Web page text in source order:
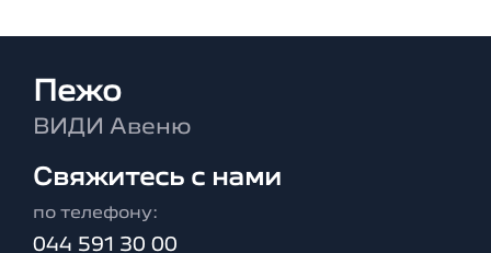
Пежо
ВИДИ Авеню
Свяжитесь с нами
по телефону:
044 591 30 00